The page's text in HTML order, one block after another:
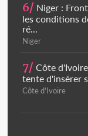
6/ Niger :
les conditions
ré...
Niger
7/ Côte
tente d'insérer
Côte d'Ivoire